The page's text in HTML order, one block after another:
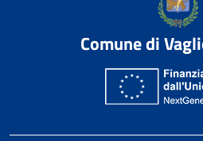
Comune di